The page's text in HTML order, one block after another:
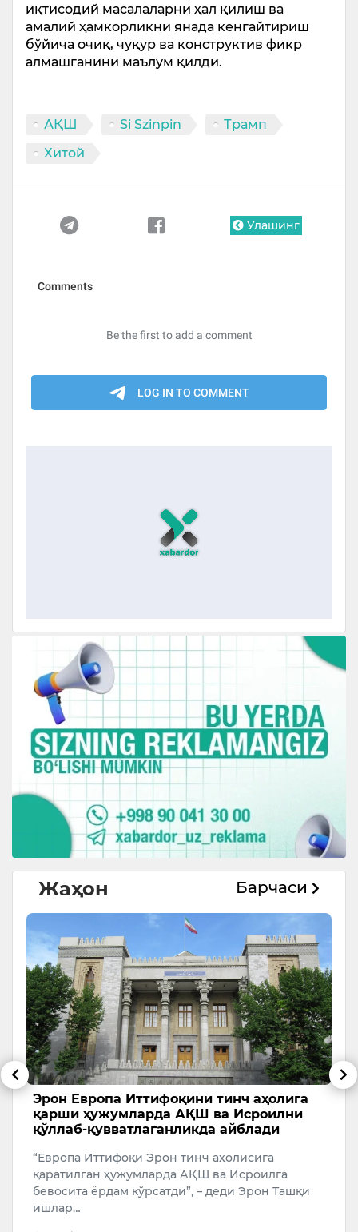
иқтисодий масалаларни ҳал қилиш ва
амалий ҳамкорликни янада кенгайтириш
бўйича очиқ, чуқур ва конструктив фикр
алмашганини маълум қилди.
АҚШ Si Szinpin
Трамп
Хитой
Улашинг
Жаҳон Барчаси
Эрон Европа Иттифоқини тинч аҳолига
қарши ҳужумларда АҚШ ва Исроилни
қўллаб-қувватлаганликда айблади
“Европа Иттифоқи Эрон тинч аҳолисига
қаратилган ҳужумларда АҚШ ва Исроилга
бевосита ёрдам кўрсатди”, – деди Эрон Ташқи
ишлар…